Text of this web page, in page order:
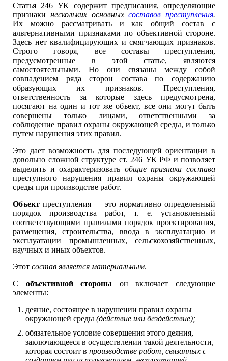
Статья 246 УК содержит предписания, определяющие
признаки нескольких основныхсоставов преступления.
Их можно рассматривать и как общий состав с
альтернативными признаками по объективной стороне.
Здесь нет квалифицирующих и смягчающих признаков.
Строго говоря, все составы преступления,
предусмотренные в этой статье, являются
самостоятельными. Но они связаны между собой
совпадением ряда сторон состава по содержанию
образующих их признаков. Преступления,
ответственность за которые здесь предусмотрена,
посягают на один и тот же объект, все они могут быть
совершены только лицами, ответственными за
соблюдение правил охраны окружающей среды, и только
путем нарушения этих правил.
Это дает возможность для последующей ориентации в
довольно сложной структуре ст. 246 УК РФ и позволяет
выделить и охарактеризовать общие признаки состава
преступного нарушения правил охраны окружающей
среды при производстве работ.
Объект преступления — это нормативно определенный
порядок производства работ, т. е. установленный
соответствующими правилами порядок проектирования,
размещения, строительства, ввода в эксплуатацию и
эксплуатации промышленных, сельскохозяйственных,
научных и иных объектов.
Этот состав является материальным.
С объективной стороны он включает следующие
элементы:
деяние, состоящее в нарушении правил охраны
окружающей среды (действие или бездействие);
обязательное условие совершения этого деяния,
заключающееся в осуществлении такой деятельности,
которая состоит в производстве работ, связанных с